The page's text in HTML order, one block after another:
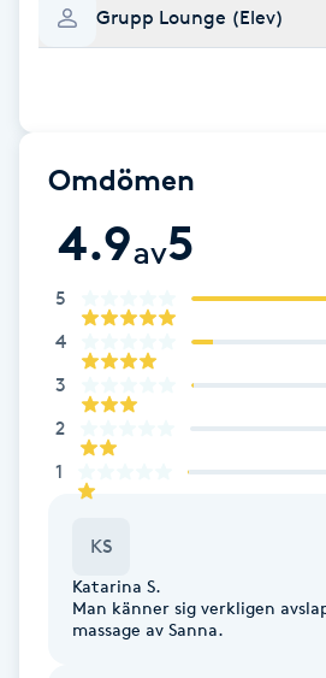
Fransk manikyr
Friskvård
Friskvårdsmassage
Funktionsanalys
Färgning
Grupp Lounge (Elev)
Omdömen
4.9av5
5
4
3
2
1
KS
Katarina S.
Man känner sig verkligen
massage av Sanna.